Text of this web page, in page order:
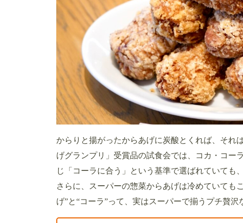
からりと揚がったからあげに炭酸とくれば、それ
げグランプリ」受賞品の試食会では、コカ・コー
じ「コーラに合う」という基準で選ばれていても
さらに、スーパーの惣菜からあげは冷めていても
げ”と“コーラ”って、実はスーパーで揃うプチ贅沢